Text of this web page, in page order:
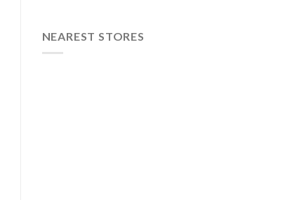
NEAREST STORES